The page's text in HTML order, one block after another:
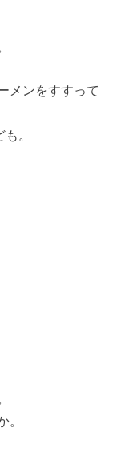
メンをすすって
。
。